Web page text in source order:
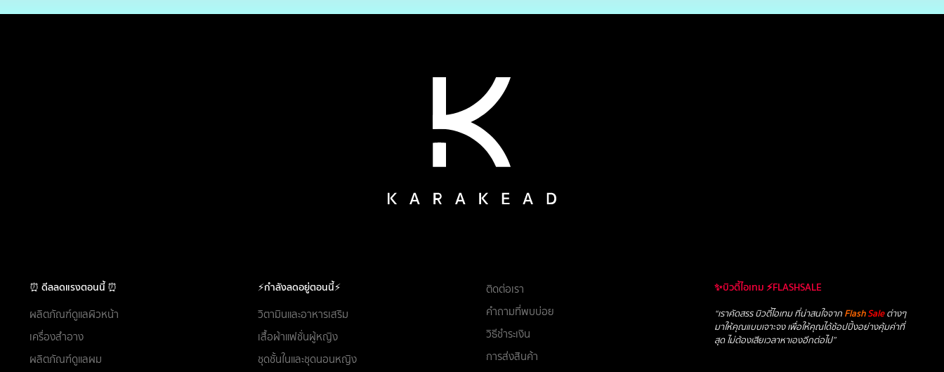
⏰ ดีลลดแรงตอนนี้ ⏰
ผลิตภัณฑ์ดูแลผิวหน้า
เครื่องสำอาง
ผลิตภัณฑ์ดูแลผม
⚡กำลังลดอยู่ตอนนี้⚡
วิตามินและอาหารเสริม
เสื้อผ้าแฟชั่นผู้หญิง
ชุดชั้นในและชุดนอนหญิง
ติดต่อเรา
คำถามที่พบบ่อย
วิธีชำระเงิน
การส่งสินค้า
✨บิวตี้ไอเทม ⚡FLASHSALE
“เราคัดสรร บิวตี้ไอเทม ที่น่าสนใจจาก FlashSaleต่างๆ
มาให้คุณแบบเจาะจง เพื่อให้คุณได้ช้อปปิ้งอย่างคุ้มค่าที่
สุด ไม่ต้องเสียเวลาหาเองอีกต่อไป”